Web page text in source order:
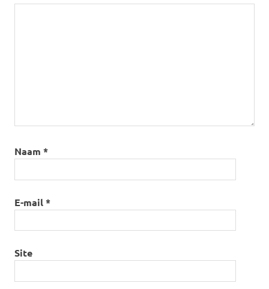
Naam *
E-mail*
Site